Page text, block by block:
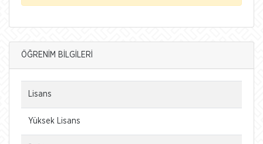
ÖĞRENİM BİLGİLERİ
Lisans
Yüksek Lisans